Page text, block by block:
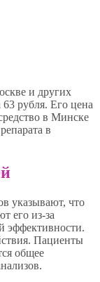
и других
рубля. Его цена
в Минске
в
указывают, что
его из-за
эффективности.
Пациенты
общее